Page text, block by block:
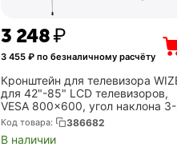
3 248₽
3 455₽ по безналичному расчёту
Кронштейн для телевизора
для 42"-85" LCD телевизоров,
VESA 800x600, угол наклона 3-
10°, расстояние от стены 5.5 см,
до 70 кг, черн. (WT63)
Код товара: 386682
В наличии